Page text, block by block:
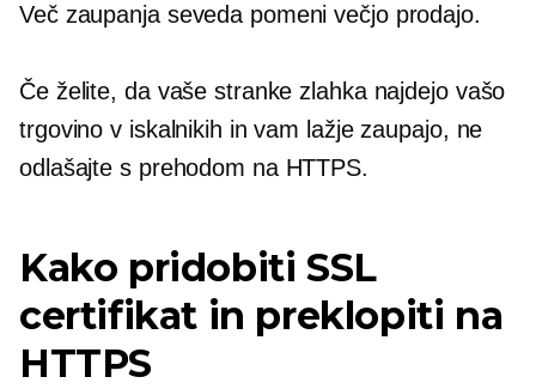
Več zaupanja seveda pomeni večjo prodajo.
Če želite, da vaše stranke zlahka najdejo vašo
trgovino v iskalnikih in vam lažje zaupajo, ne
odlašajte s prehodom na HTTPS.
Kako pridobiti SSL
certifikat in preklopiti na
HTTPS